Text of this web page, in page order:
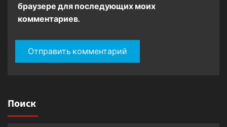
браузере для последующих моих
комментариев.
Поиск